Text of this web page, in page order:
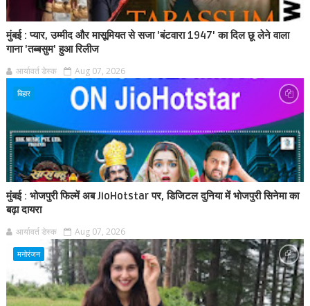
मुंबई : प्यार, उम्मीद और मासूमियत से सजा 'बंटवारा 1947' का दिल छू लेने वाला
गाना 'तब्बसुम' हुआ रिलीज
आर्यावर्त डेस्क Aug 07, 2026
बिहार
मुंबई : भोजपुरी फिल्में अब JioHotstar पर, डिजिटल दुनिया में भोजपुरी सिनेमा का
बढ़ा दायरा
आर्यावर्त डेस्क Aug 07, 2026
मनोरंजन